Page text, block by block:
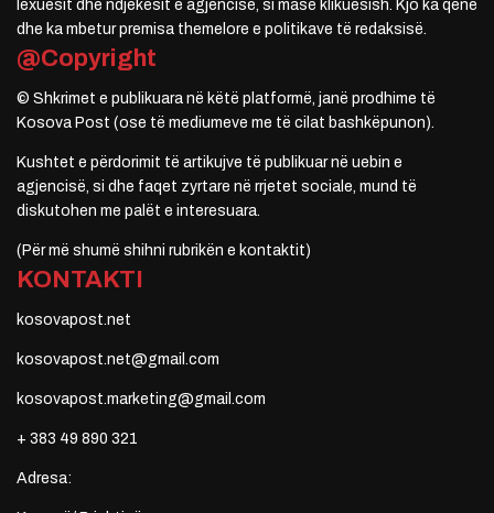
lexuesit dhe ndjekësit e agjencisë, si masë klikuesish. Kjo ka qenë
dhe ka mbetur premisa themelore e politikave të redaksisë.
@Copyright
© Shkrimet e publikuara në këtë platformë, janë prodhime të
Kosova Post (ose të mediumeve me të cilat bashkëpunon).
Kushtet e përdorimit të artikujve të publikuar në uebin e
agjencisë, si dhe faqet zyrtare në rrjetet sociale, mund të
diskutohen me palët e interesuara.
(Për më shumë shihni rubrikën e kontaktit)
KONTAKTI
kosovapost.net
kosovapost.net@gmail.com
kosovapost.marketing@gmail.com
+ 383 49 890 321
Adresa: